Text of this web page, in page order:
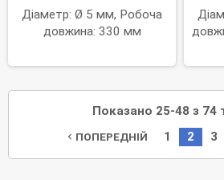
Діаметр: Ø 5 мм, Робоча
довжина: 330 мм
Показано 25-48 з 74
navigate_before ПОПЕРЕДНІЙ 1 2 3